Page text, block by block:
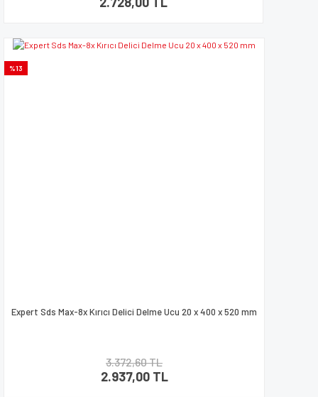
%13
Expert Sds Max-8x Kırıcı Delici Delme Ucu 20 x 400 x 520 mm
3.372,60 TL
2.937,00 TL